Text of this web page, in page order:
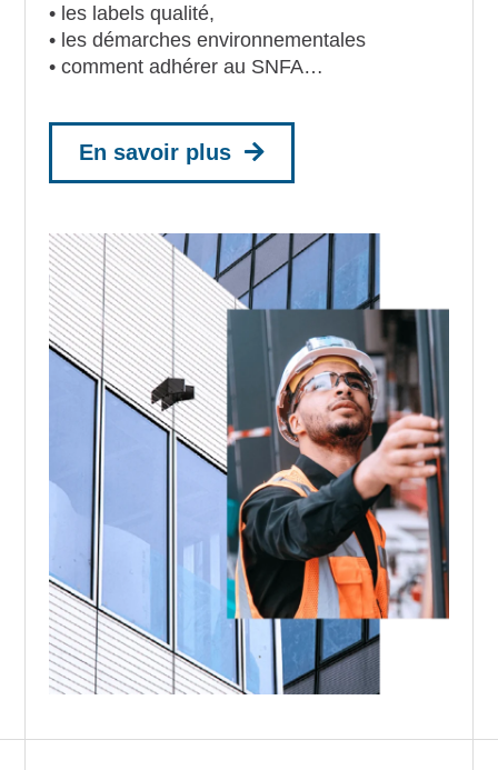
• les labels qualité,
• les démarches environnementales
• comment adhérer au SNFA…
En savoir plus